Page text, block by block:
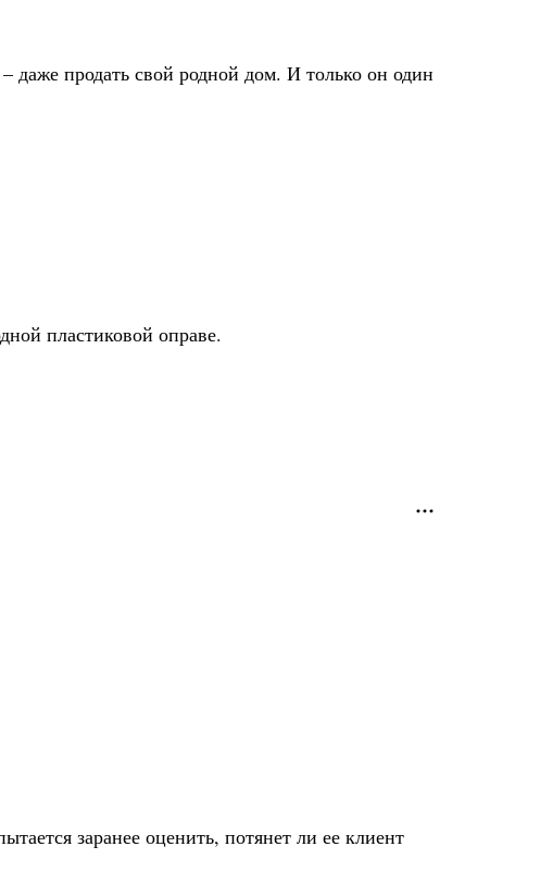
продать свой родной дом. И только он один
пластиковой оправе.
заранее оценить, потянет ли ее клиент